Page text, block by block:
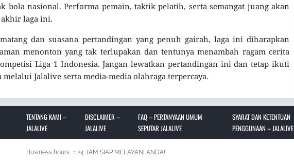
bola nasional. Performa pemain, taktik pelatih, serta semangat juang akan
laga ini.
dan suasana pertandingan yang penuh gairah, laga ini diharapkan
menonton yang tak terlupakan dan tentunya menambah ragam cerita
Liga 1 Indonesia. Jangan lewatkan pertandingan ini dan tetap ikuti
Jalalive serta media-media olahraga terpercaya.
TENTANG KAMI –
JALALIVE
DISCLAIMER –
JALALIVE
FAQ – PERTANYAAN UMUM
SEPUTAR JALALIVE
SYARAT DAN KETENTUAN
PENGGUNAAN – JALALIVE
Business hours ：24 JAM SIAP MELAYANI ANDA!